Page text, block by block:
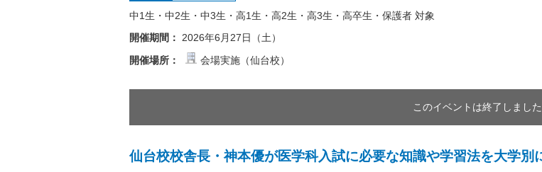
中1生・中2生・中3生・高1生・高2生・高3生・高卒生・保護者 対象
開催期間： 2026年6月27日（土）
開催場所：
会場実施（仙台校）
このイベントは終了しました
仙台校校舎長・神本優が医学科入試に必要な知識や学習法を大学別